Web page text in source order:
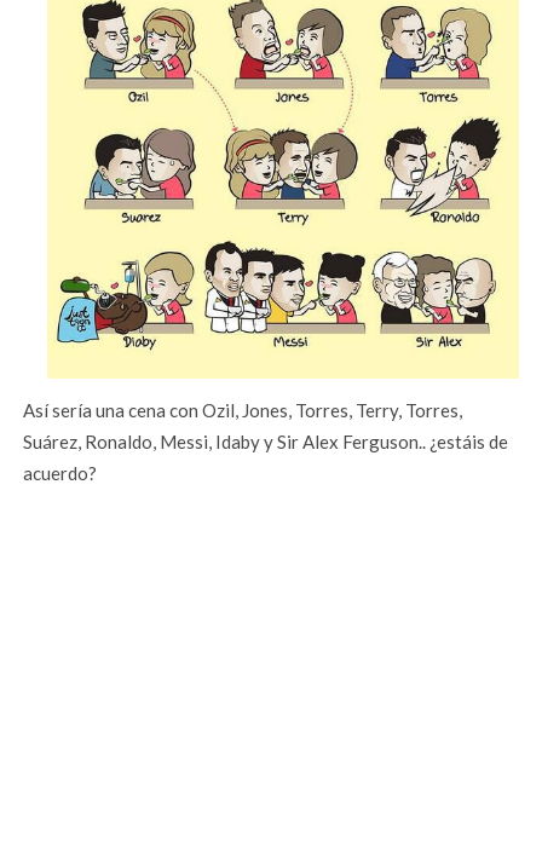
Así sería una cena con Ozil, Jones, Torres, Terry, Torres,
Suárez, Ronaldo, Messi, Idaby y Sir Alex Ferguson.. ¿estáis de
acuerdo?